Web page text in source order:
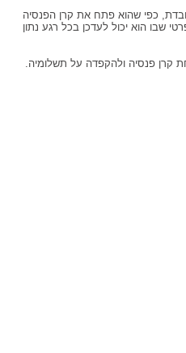
כפי שהוא פתח את קרן הפנסיה
שבו הוא יכול לעדכן בכל רגע נתון
קרן פנסיה ולהקפדה על תשלומיה.